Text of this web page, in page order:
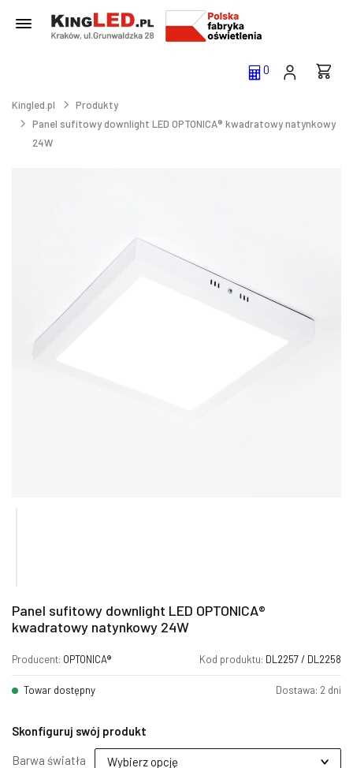
0
Kingled.pl
Produkty
Panel sufitowy downlight LED OPTONICA® kwadratowy natynkowy
24W
Panel sufitowy downlight LED OPTONICA®
kwadratowy natynkowy 24W
Producent: OPTONICA® Kod produktu: DL2257 / DL2258
Towar dostępny Dostawa: 2 dni
Skonfiguruj swój produkt
Barwa światła